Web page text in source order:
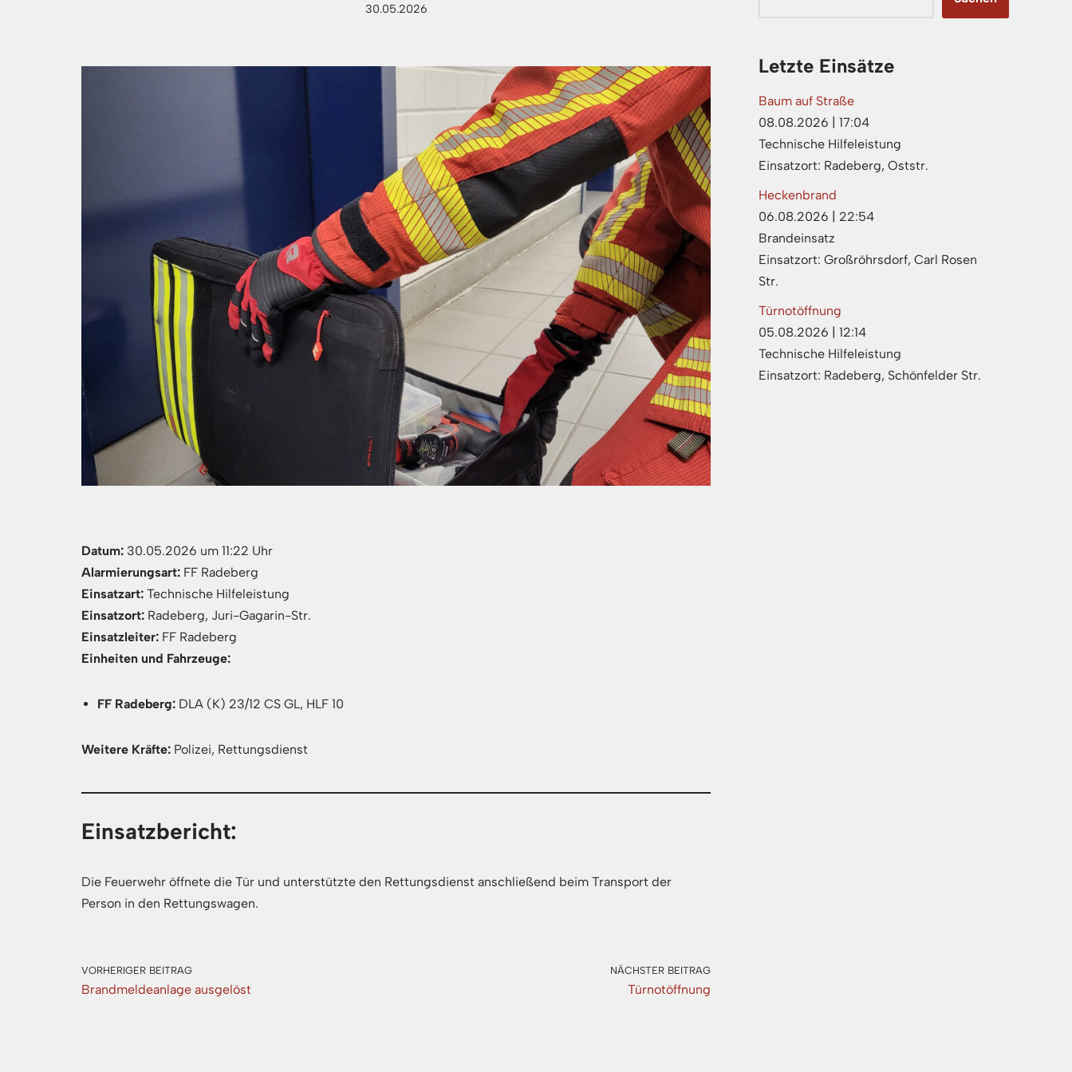
30.05.2026
Datum: 30.05.2026 um 11:22 Uhr
Alarmierungsart: FF Radeberg
Einsatzart: Technische Hilfeleistung
Einsatzort: Radeberg, Juri-Gagarin-Str.
Einsatzleiter: FF Radeberg
Einheiten und Fahrzeuge:
FF Radeberg: DLA (K) 23/12 CS GL, HLF 10
Weitere Kräfte: Polizei, Rettungsdienst
Einsatzbericht:
Die Feuerwehr öffnete die Tür und unterstützte den Rettungsdienst anschließend beim Transport der
Person in den Rettungswagen.
VORHERIGER BEITRAG
Brandmeldeanlage ausgelöst
NÄCHSTER BEITRAG
Türnotöffnung
Letzte Einsätze
Baum auf Straße
08.08.2026 | 17:04
Technische Hilfeleistung
Einsatzort: Radeberg, Oststr.
Heckenbrand
06.08.2026 | 22:54
Brandeinsatz
Einsatzort: Großröhrsdorf, Carl Rosen
Str.
Türnotöffnung
05.08.2026 | 12:14
Technische Hilfeleistung
Einsatzort: Radeberg, Schönfelder Str.